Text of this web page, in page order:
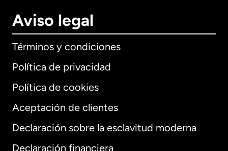
Aviso legal
Términos y condiciones
Política de privacidad
Política de cookies
Aceptación de clientes
Declaración sobre la esclavitud moderna
Declaración financiera
Internacional English